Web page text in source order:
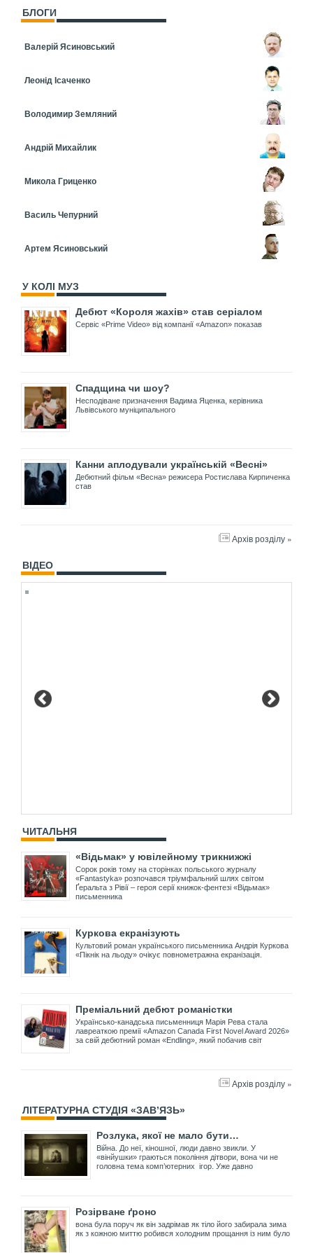
БЛОГИ
Валерій Ясиновський
Леонід Ісаченко
Володимир Земляний
Андрій Михайлик
Микола Гриценко
Василь Чепурний
Артем Ясиновський
У КОЛІ МУЗ
Дебют «Короля жахів» став серіалом
Сервіс «Prime Video» від компанії «Amazon» показав
Спадщина чи шоу?
Несподіване призначення Вадима Яценка, керівника
Львівського муніципального
Канни аплодували українській «Весні»
Дебютний фільм «Весна» режисера Ростислава Кирпиченка
став
Архів розділу »
ВІДЕО
ЧИТАЛЬНЯ
«Відьмак» у ювілейному трикнижжі
Сорок років тому на сторінках польського журналу
«Fantastyka» розпочався тріумфальний шлях світом
Ґеральта з Рівії – героя серії книжок-фентезі «Відьмак»
письменника
Куркова екранізують
Культовий роман українського письменника Андрія Куркова
«Пікнік на льоду» очікує повнометражна екранізація.
Преміальний дебют романістки
Українсько-канадська письменниця Марія Рева стала
лавреаткою премії «Amazon Canada First Novel Award 2026»
за свій дебютний роман «Endling», який побачив світ
Архів розділу »
ЛІТЕРАТУРНА СТУДІЯ «ЗАВ’ЯЗЬ»
Розлука, якої не мало бути…
Війна. До неї, кіношної, люди давно звикли. У
«вінйушки» граються покоління дітвори, вона чи не
головна тема комп’ютерних ігор. Уже давно
Розірване ґроно
вона була поруч як він задрімав як тіло його забирала зима
як з кожною миттю робився холодним прощання із ним було